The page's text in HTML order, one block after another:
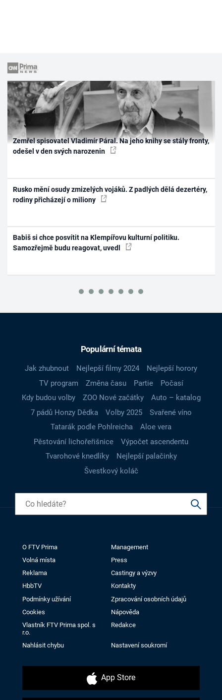
Zemřel spisovatel Vladimír Páral. Na jeho knihy se stály fronty,
odešel v den svých narozenin
Rusko mění osudy zmizelých vojáků. Z padlých dělá dezertéry,
rodiny přicházejí o miliony
Babiš si chce posvítit na Klempířovu kulturní politiku.
Samozřejmě budu reagovat, uvedl
Populární témata
Jak zhubnout Nejlepší filmy 2024
Nejlepší horory
TV program
Změna času Partie
Počasí
Kdy budou volby
ZOO Nové začátky
Auto – katalog
7 pádů Honzy Dědka
Volby 2025
Svařené víno
Tatarák podle Pohlreicha
Aloe vera
Pěstování lichořeřišnice
Výpočet ascendentu
Tvarohové knedlíky
Nejlepší palačinky
Švestkový koláč
O FTV Prima
Management
Volná místa
Press
Reklama
Castingy a výzvy
HbbTV
Kontakty
Podmínky užívání
Zpracování osobních údajů
Cookies
Nápověda
Vlastník FTV Prima spol. s
r.o.
Redakce
Nahlásit chybu Nastavení soukromí
App Store